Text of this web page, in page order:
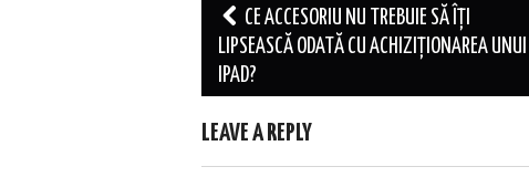
Post
navigation
CE ACCESORIU NU TREBUIE SĂ ÎȚI
LIPSEASCĂ ODATĂ CU ACHIZIȚIONAREA UNUI
IPAD?
LEAVE A REPLY